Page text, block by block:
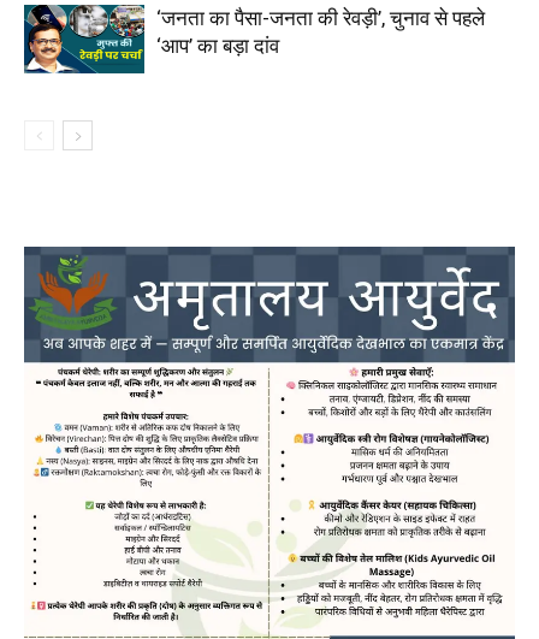
‘जनता का पैसा-जनता की रेवड़ी’, चुनाव से पहले
‘आप’ का बड़ा दांव